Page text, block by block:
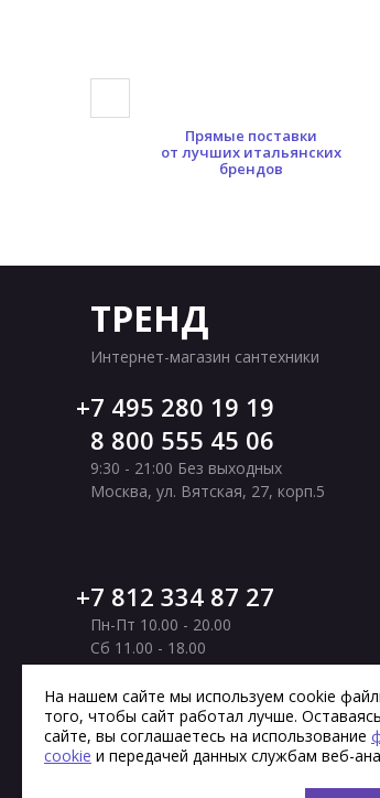
Прямые поставки
от лучших итальянских
брендов
ТРЕНД
Интернет-магазин сантехники
7 495 280 19 19
8 800 555 45 06
9:30 - 21:00 Без выходных
Москва, ул. Вятская, 27, корп.5
7 812 334 87 27
Пн-Пт 10.00 - 20.00
Сб 11.00 - 18.00
Вс Выходной
Санкт-Петербург,Московское шоссе,
корп. 2
На нашем сайте мы используем cookie
того, чтобы сайт работал лучше.
сайте, вы соглашаетесь на использование
cookie и передачей данных службам веб-